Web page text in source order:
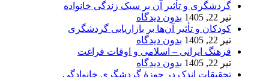
گردشگری و تأثیر آن بر سبک زندگی خانواده
تیر 22, 1405
بدون دیدگاه
کودکان و تأثیر آن‌ها بر بازاریابی گردشگری
تیر 22, 1405
بدون دیدگاه
فرهنگ ایرانی – اسلامی و اوقات فراغت
تیر 22, 1405
بدون دیدگاه
تحقیقات اندک در حوزۀ گردشگری خانوادگی